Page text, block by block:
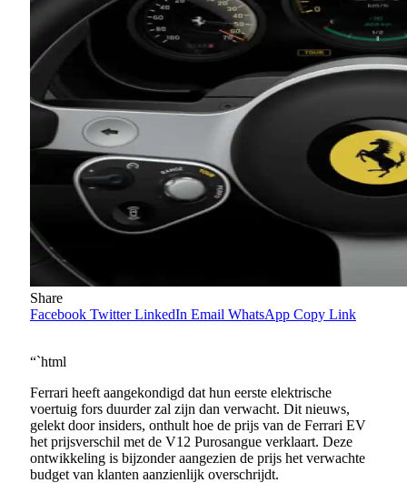
Share
Facebook Twitter LinkedIn Email WhatsApp Copy Link
“`html
Ferrari heeft aangekondigd dat hun eerste elektrische
voertuig fors duurder zal zijn dan verwacht. Dit nieuws,
gelekt door insiders, onthult hoe de prijs van de Ferrari EV
het prijsverschil met de V12 Purosangue verklaart. Deze
ontwikkeling is bijzonder aangezien de prijs het verwachte
budget van klanten aanzienlijk overschrijdt.